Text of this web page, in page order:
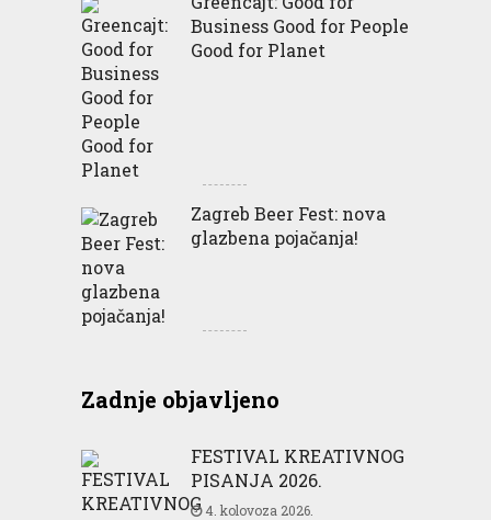
Business Good for People
Good for Planet
Zagreb Beer Fest: nova
glazbena pojačanja!
Zadnje objavljeno
FESTIVAL KREATIVNOG
PISANJA 2026.
4. kolovoza 2026.